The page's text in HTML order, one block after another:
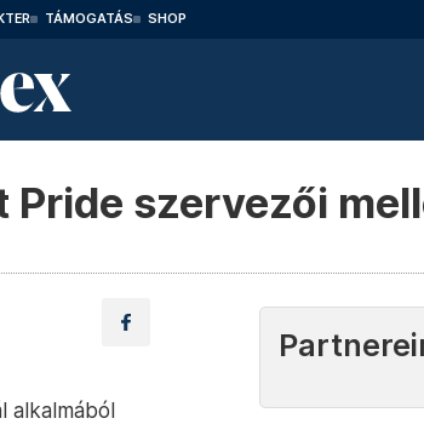
TÁMOGATÁS SHOP
Pride szervezői
alkalmából